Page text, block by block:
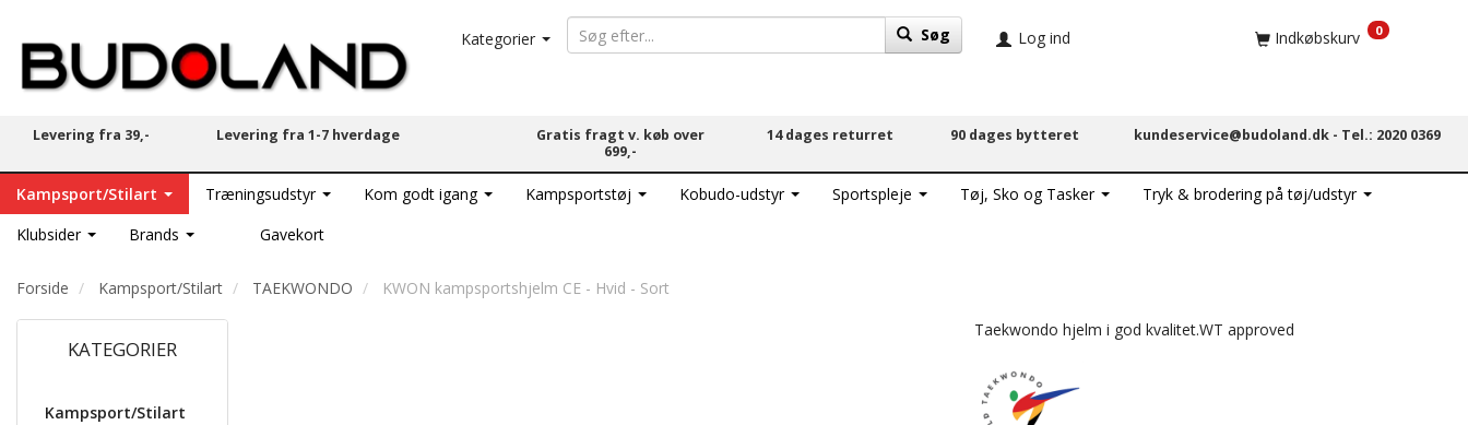
Kategorier Søg Log ind Indkøbskurv 0
Levering fra 39,- Levering fra 1-7 hverdage
Gratis fragt v. køb over
699,-
14 dages returret 90 dages bytteret kundeservice@budoland.dk - Tel.: 2020 0369
Kampsport/Stilart Træningsudstyr Kom godt igang Kampsportstøj Kobudo-udstyr Sportspleje Tøj, Sko og Tasker
Tryk & brodering på tøj/udstyr
Klubsider
Brands Gavekort
Forside Kampsport/Stilart TAEKWONDO KWON kampsportshjelm CE - Hvid - Sort
KATEGORIER
Kampsport/Stilart
Taekwondo hjelm i god kvalitet.WT approved